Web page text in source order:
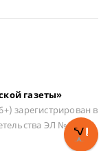
газеты»
зарегистрирован в
ЭЛ № ФС 77